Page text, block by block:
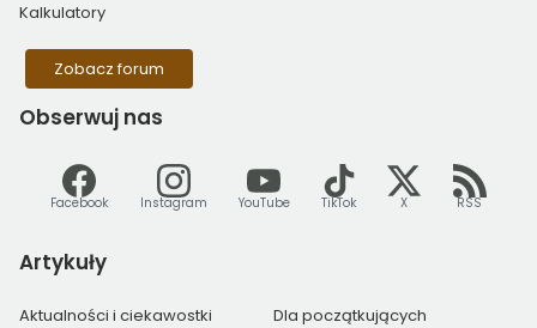
Kalkulatory
Zobacz forum
Obserwuj nas
Facebook Instagram YouTube TikTok X RSS
Artykuły
Aktualności i ciekawostki Dla początkujących